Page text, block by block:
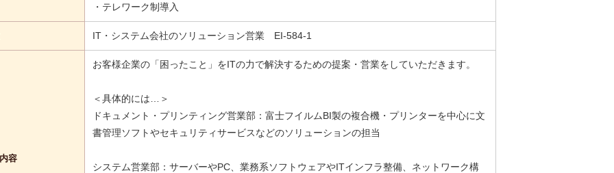
・テレワーク制導入
IT・システム会社のソリューション営業 EI-584-1
容
お客様企業の「困ったこと」をITの力で解決するための提案・営業をしていただきます。
＜具体的には…＞
ドキュメント・プリンティング営業部：富士フイルムBI製の複合機・プリンターを中心に文
書管理ソフトやセキュリティサービスなどのソリューションの担当
システム営業部：サーバーやPC、業務系ソフトウェアやITインフラ整備、ネットワーク構